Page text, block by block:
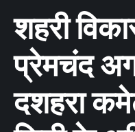
शहरी
प्रेमचंद
दशहरा